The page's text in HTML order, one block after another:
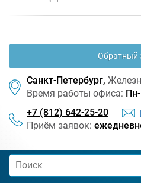
Обратный
Санкт-Петербург,
Время работы офиса:
+7 (812) 642-25-20
Приём заявок: